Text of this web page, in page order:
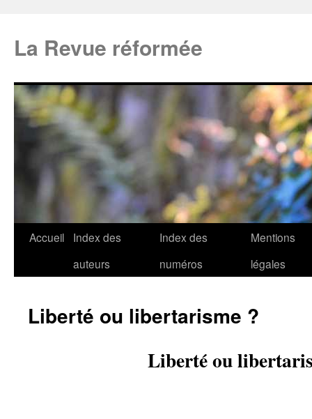
La Revue réformée
Accueil
Index des
auteurs
Index des
numéros
Mentions
légales
Liberté ou libertarisme ?
Liberté ou